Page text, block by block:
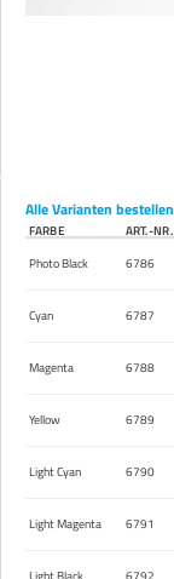
Alle Varianten bestellen
FARBE ART.-NR.
Photo Black
6786
Cyan 6787
Magenta 6788
Yellow 6789
Light Cyan 6790
Light Magenta 6791